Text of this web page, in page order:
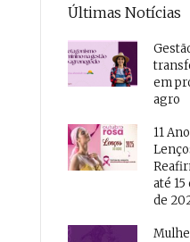
Últimas Notícias
em
agro
11
até
de